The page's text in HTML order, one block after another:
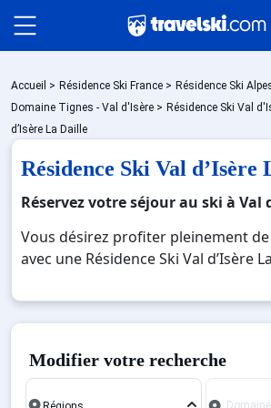
Packages
Bons plans
Accueil > Résidence Ski France > Résidence Ski
Domaine Tignes - Val d'Isère > Résidence Ski Val
d’Isère La Daille
Résidence Ski Val d’Isère
Réservez votre séjour au ski à Val
Vous désirez profiter pleinement
avec une Résidence Ski Val d’Isère
Découvrez nos offres de Résidence
Daille pour skier sans limite à noel,
février. Fermez les yeux et
réputée et moderne où vous
Modifier votre recherche